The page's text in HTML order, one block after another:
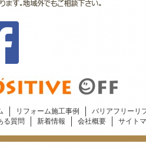
リフォーム施工事例 バリアフリーリ
る質問
新着情報 会社概要 サイト